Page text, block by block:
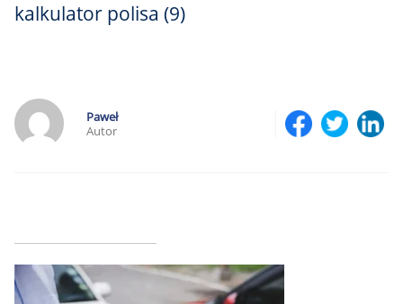
kalkulator polisa (9)
Paweł
Autor